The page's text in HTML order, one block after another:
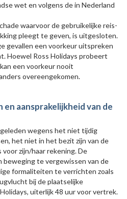
wet en volgens de in Nederland
waarvoor de gebruikelijke reis-
pleegt te geven, is uitgesloten.
gevallen een voorkeur uitspreken
Hoewel Ross Holidays probeert
een voorkeur nooit
overeengekomen.
aansprakelijkheid van de
wegens het niet tijdig
het niet in het bezit zijn van de
zijn/haar rekening. De
beweging te vergewissen van de
formaliteiten te verrichten zoals
bij de plaatselijke
uiterlijk 48 uur voor vertrek.